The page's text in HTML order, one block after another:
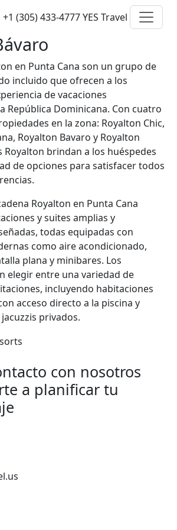
+1 (305) 433-4777YES Travel
en Punta Cana son un grupo de
incluido que ofrecen a los
de vacaciones
República Dominicana. Con cuatro
en la zona: Royalton Chic,
Royalton Bavaro y Royalton
Royalton brindan a los huéspedes
de opciones para satisfacer todos
Royalton en Punta Cana
y suites amplias y
todas equipadas con
como aire acondicionado,
plana y minibares. Los
elegir entre una variedad de
incluyendo habitaciones
acceso directo a la piscina y
privados.
con nosotros
a planificar tu